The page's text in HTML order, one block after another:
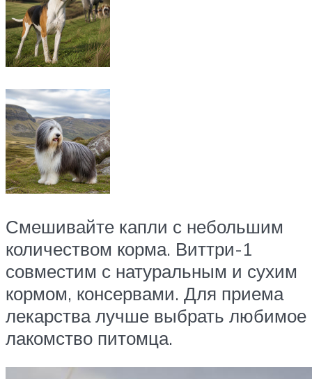
Смешивайте капли с небольшим
количеством корма. Виттри-1
совместим с натуральным и сухим
кормом, консервами. Для приема
лекарства лучше выбрать любимое
лакомство питомца.